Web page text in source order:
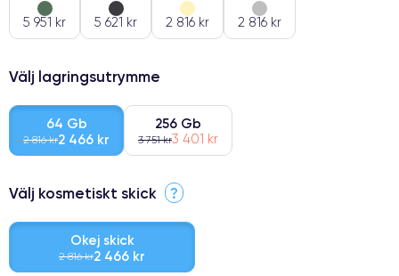
5 951 kr 5 621 kr 2 816 kr 2 816 kr
Välj lagringsutrymme
64 Gb
2 816 kr2 466 kr
256 Gb
3 751 kr3 401 kr
Välj kosmetiskt skick ?
Okej skick
2 816 kr2 466 kr